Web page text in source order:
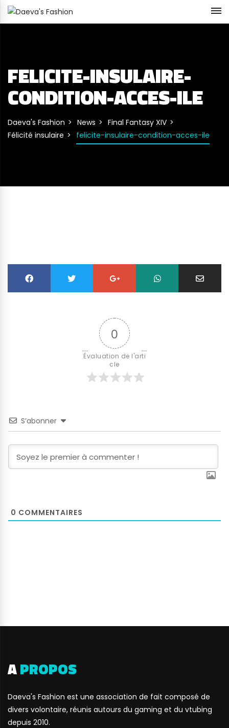
FELICITE-INSULAIRE-
CONDITION-ACCES-ILE
Daeva's Fashion News
Final Fantasy XIV
Félicité insulaire
felicite-insulaire-condition-acces-ile
0
Évaluation de l'arti
cle
S’abonner
0 COMMENTAIRES
APROPOS
Daeva's Fashion est une association de fait composé de
divers volontaire, réunis autours du gaming et du vtubing
depuis 2010.